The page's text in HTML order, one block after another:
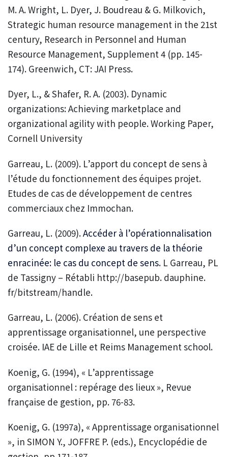
M. A. Wright, L. Dyer, J. Boudreau & G. Milkovich,
Strategic human resource management in the 21st
century, Research in Personnel and Human
Resource Management, Supplement 4 (pp. 145-
174). Greenwich, CT: JAI Press.
Dyer, L., & Shafer, R. A. (2003). Dynamic
organizations: Achieving marketplace and
organizational agility with people. Working Paper,
Cornell University
Garreau, L. (2009). L’apport du concept de sens à
l’étude du fonctionnement des équipes projet.
Etudes de cas de développement de centres
commerciaux chez Immochan.
Garreau, L. (2009).Accéder à l’opérationnalisation
d’un concept complexe au travers de la théorie
enracinée: le cas du concept de sens. L Garreau, PL
de Tassigny – Rétabli http://basepub. dauphine.
fr/bitstream/handle.
Garreau, L. (2006). Création de sens et
apprentissage organisationnel, une perspective
croisée. IAE de Lille et Reims Management school.
Koenig, G. (1994), « L’apprentissage
organisationnel : repérage des lieux », Revue
française de gestion, pp. 76-83.
Koenig, G. (1997a), « Apprentissage organisationnel
», in SIMON Y., JOFFRE P. (eds.), Encyclopédie de